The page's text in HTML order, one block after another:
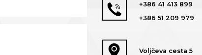
+386 41 413 899
+386 51 209 979
Voljčeva cesta 5